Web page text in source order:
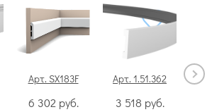
Арт. SX183F
6 302 руб.
Арт. 1.51.362
3 518 руб.